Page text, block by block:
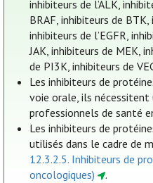
inhibiteurs de l’ALK,
BRAF, inhibiteurs de
inhibiteurs de l’EGFR,
JAK, inhibiteurs de MEK,
de PI3K, inhibiteurs de
Les inhibiteurs de
voie orale, ils nécessitent
professionnels de santé
Les inhibiteurs de
utilisés dans le cadre de
12.3.2.5. Inhibiteurs de
oncologiques)
.